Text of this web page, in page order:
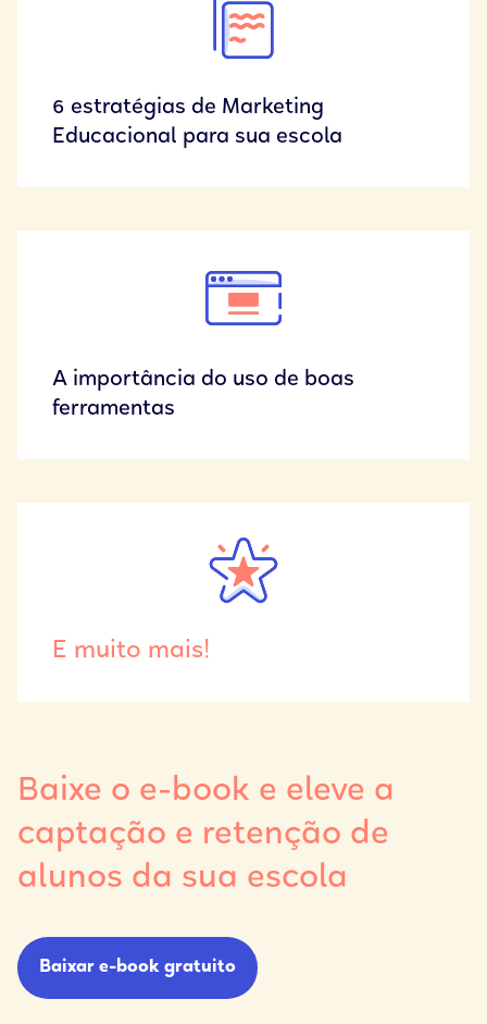
6 estratégias de Marketing
Educacional para sua escola
A importância do uso de boas
ferramentas
E muito mais!
Baixe o e-book e eleve a
captação e retenção de
alunos da sua escola
Baixar e-book gratuito